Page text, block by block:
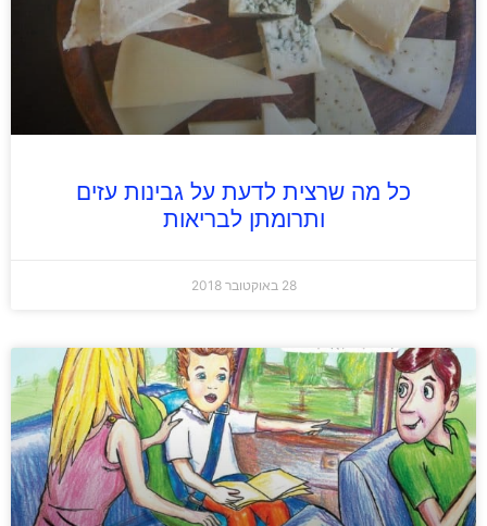
כל מה שרצית לדעת על גבינות עזים
ותרומתן לבריאות
28 באוקטובר 2018